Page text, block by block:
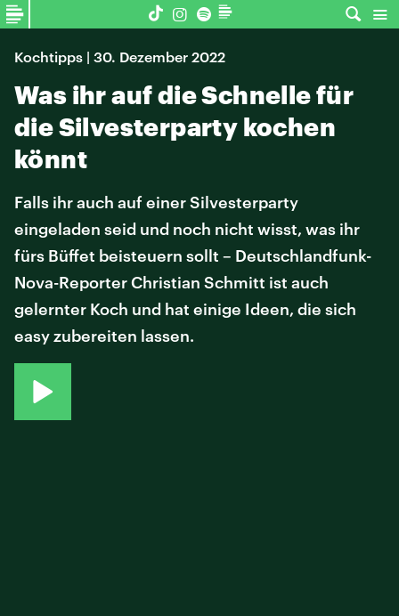
Kochtipps | 30. Dezember 2022
Was ihr auf die Schnelle für
die Silvesterparty kochen
könnt
Falls ihr auch auf einer Silvesterparty
eingeladen seid und noch nicht wisst, was ihr
fürs Büffet beisteuern sollt – Deutschlandfunk-
Nova-Reporter Christian Schmitt ist auch
gelernter Koch und hat einige Ideen, die sich
easy zubereiten lassen.